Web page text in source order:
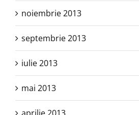
noiembrie 2013
septembrie 2013
iulie 2013
mai 2013